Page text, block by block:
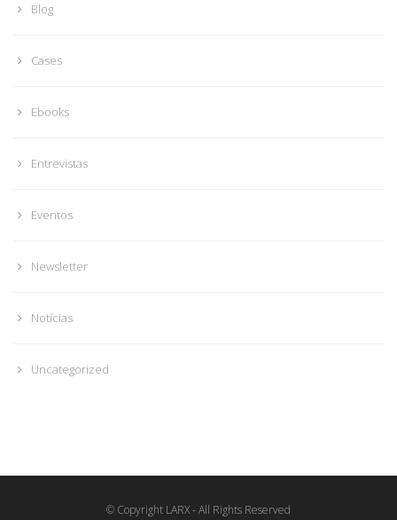
Blog
Cases
Ebooks
Entrevistas
Eventos
Newsletter
Notícias
Uncategorized
© Copyright LARX - All Rights Reserved